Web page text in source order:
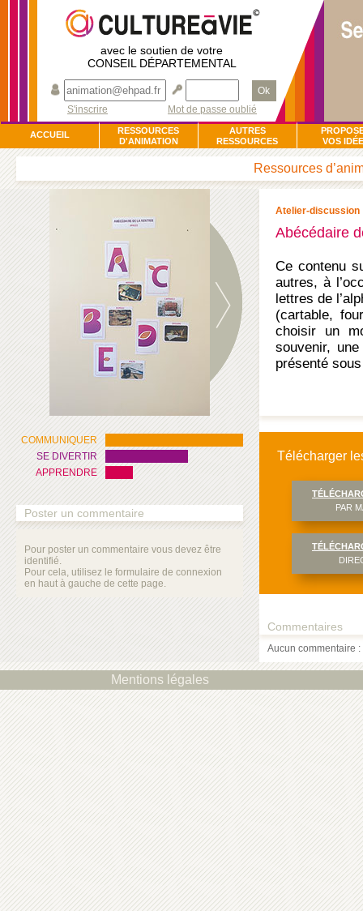
avec le soutien de votre
CONSEIL DÉPARTEMENTAL
Ok
S'inscrire
Mot de passe oublié
ACCUEIL
RESSOURCES
D'ANIMATION
AUTRES
RESSOURCES
VOS
Ressources
COMMUNIQUER
SE DIVERTIR
APPRENDRE
Poster un commentaire
Pour poster un commentaire vous devez être
identifié.
Pour cela, utilisez le formulaire de connexion
en haut à gauche de cette page.
Atelier-discussion
Abécédaire
Ce contenu
autres, à
lettres de
(cartable,
choisir un
souvenir,
présenté
Télécharger
PAR
Commentaires
Aucun commentaire
Mentions légales